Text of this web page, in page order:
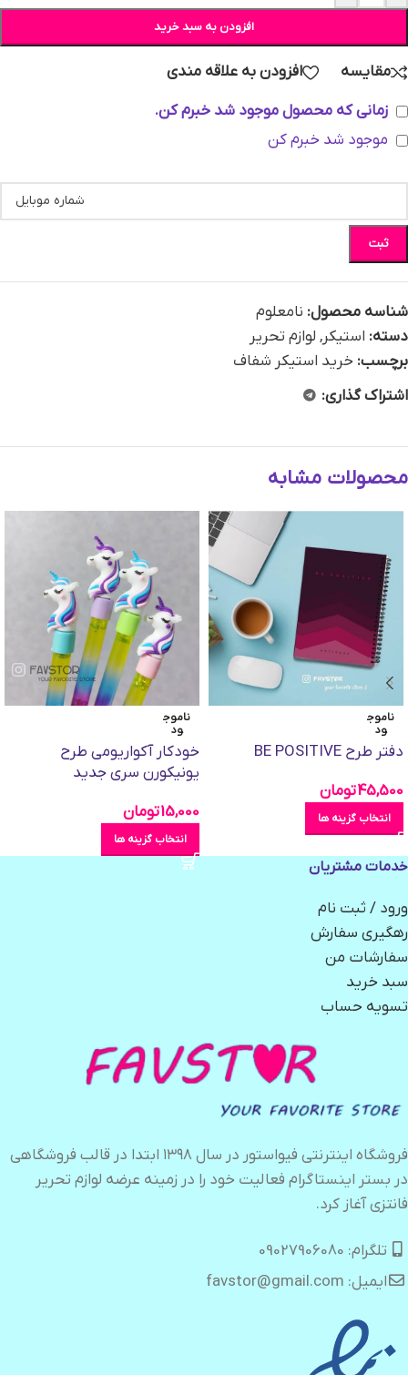
افزودن به سبد خرید
مقایسه
افزودن به علاقه مندی
زمانی که محصول موجود شد خبرم کن.
موجود شد خبرم کن
ثبت
شناسه محصول: نامعلوم
دسته: استیکر, لوازم تحریر
برچسب: خرید استیکر شفاف
اشتراک گذاری:
محصولات مشابه
ناموج
ود
دفتر طرح BE POSITIVE
45,500تومان
انتخاب گزینه ها
ناموج
ود
خودکار آکواریومی طرح
یونیکورن سری جدید
15,000تومان
انتخاب گزینه ها
خدمات مشتریان
ورود / ثبت نام
رهگیری سفارش
سفارشات من
سبد خرید
تسویه حساب
فروشگاه اینترنتی فیواستور در سال ۱۳۹۸ ابتدا در قالب فروشگاهی
در بستر اینستاگرام فعالیت خود را در زمینه عرضه لوازم تحریر
فانتزی آغاز کرد.
تلگرام: 09027906080
ایمیل: favstor@gmail.com